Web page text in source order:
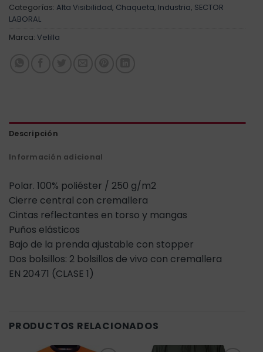
Categorías: Alta Visibilidad, Chaqueta, Industria, SECTOR
LABORAL
Marca: Velilla
Descripción
Información adicional
Polar. 100% poliéster / 250 g/m2
Cierre central con cremallera
Cintas reflectantes en torso y mangas
Puños elásticos
Bajo de la prenda ajustable con stopper
Dos bolsillos: 2 bolsillos de vivo con cremallera
EN 20471 (CLASE 1)
PRODUCTOS RELACIONADOS